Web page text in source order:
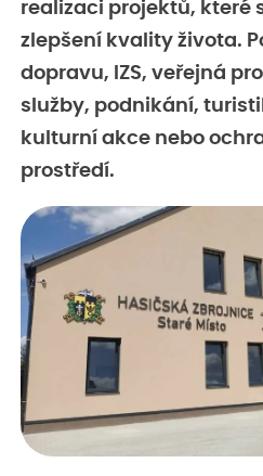
realizaci projektů, které
zlepšení kvality života.
dopravu, IZS, veřejná
služby, podnikání,
kulturní akce nebo
prostředí.